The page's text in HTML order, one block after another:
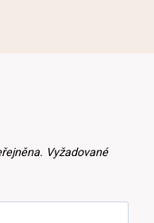
Vyžadované